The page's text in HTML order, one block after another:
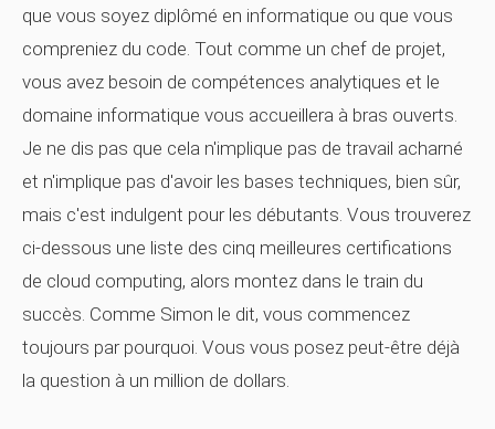
que vous soyez diplômé en informatique ou que vous
compreniez du code. Tout comme un chef de projet,
vous avez besoin de compétences analytiques et le
domaine informatique vous accueillera à bras ouverts.
Je ne dis pas que cela n'implique pas de travail acharné
et n'implique pas d'avoir les bases techniques, bien sûr,
mais c'est indulgent pour les débutants. Vous trouverez
ci-dessous une liste des cinq meilleures certifications
de cloud computing, alors montez dans le train du
succès. Comme Simon le dit, vous commencez
toujours par pourquoi. Vous vous posez peut-être déjà
la question à un million de dollars.